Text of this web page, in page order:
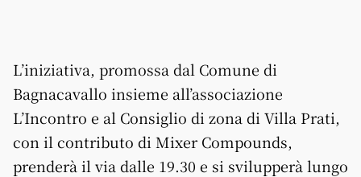
L’iniziativa, promossa dal Comune di
Bagnacavallo insieme all’associazione
L’Incontro e al Consiglio di zona di Villa Prati,
con il contributo di Mixer Compounds,
prenderà il via dalle 19.30 e si svilupperà lungo